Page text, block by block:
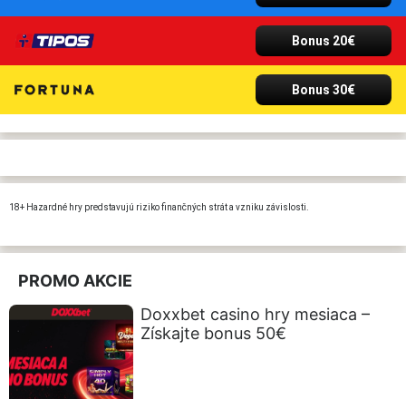
Bonus 20€
Bonus 30€
18+ Hazardné hry predstavujú riziko finančných strát a vzniku závislosti.
PROMO AKCIE
Doxxbet casino hry mesiaca –
Získajte bonus 50€